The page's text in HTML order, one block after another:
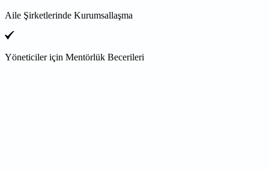
Aile Şirketlerinde Kurumsallaşma
Yöneticiler için Mentörlük Becerileri